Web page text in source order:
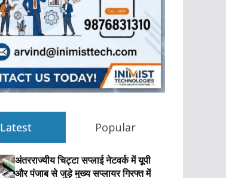
Latest Popular
अंतरराज्यीय चिट्टा सप्लाई नेटवर्क में यूपी
और पंजाब से जुड़े मुख्य सप्लायर गिरफ्त में